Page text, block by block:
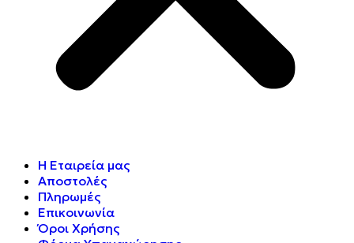
Η Εταιρεία μας
Αποστολές
Πληρωμές
Επικοινωνία
Όροι Χρήσης